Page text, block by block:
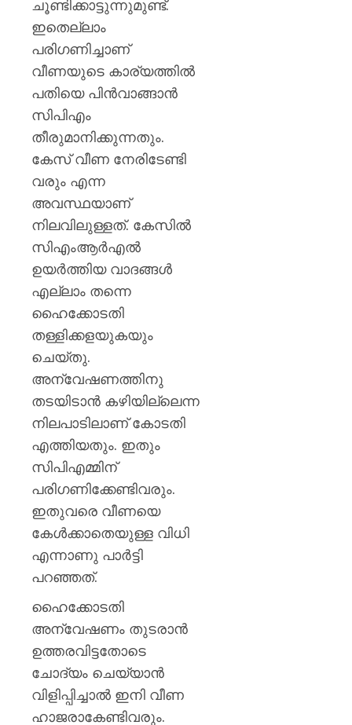
ചൂണ്ടിക്കാട്ടുന്നുമുണ്ട്.
ഇതെല്ലാം
പരിഗണിച്ചാണ്
വീണയുടെ കാര്യത്തില്‍
പതിയെ പിന്‍വാങ്ങാന്‍
സിപിഎം
തീരുമാനിക്കുന്നതും.
കേസ് വീണ നേരിടേണ്ടി
വരും എന്ന
അവസ്ഥയാണ്
നിലവിലുള്ളത്. കേസില്‍
സിഎംആര്‍എല്‍
ഉയര്‍ത്തിയ വാദങ്ങള്‍
എല്ലാം തന്നെ
ഹൈക്കോടതി
തള്ളിക്കളയുകയും
ചെയ്തു.
അന്വേഷണത്തിനു
തടയിടാന്‍ കഴിയില്ലെന്ന
നിലപാടിലാണ് കോടതി
എത്തിയതും. ഇതും
സിപിഎമ്മിന്
പരിഗണിക്കേണ്ടിവരും.
ഇതുവരെ വീണയെ
കേള്‍ക്കാതെയുള്ള വിധി
എന്നാണു പാര്‍ട്ടി
പറഞ്ഞത്.
ഹൈക്കോടതി
അന്വേഷണം തുടരാന്‍
ഉത്തരവിട്ടതോടെ
ചോദ്യം ചെയ്യാന്‍
വിളിപ്പിച്ചാല്‍ ഇനി വീണ
ഹാജരാകേണ്ടിവരും.